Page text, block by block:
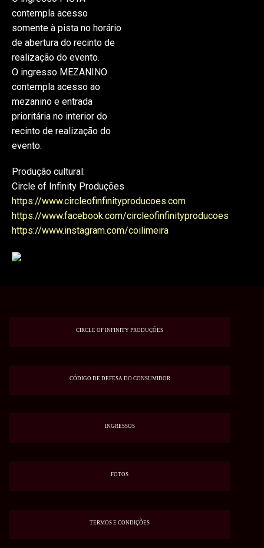
contempla acesso
somente à pista no horário
de abertura do recinto de
realização do evento.
O ingresso MEZANINO
contempla acesso ao
mezanino e entrada
prioritária no interior do
recinto de realização do
evento.
Produção cultural:
Circle of Infinity Produções
https://www.circleofinfinityproducoes.com
https://www.facebook.com/circleofinfinityproducoes
https://www.instagram.com/coilimeira
CIRCLE OF INFINITY PRODUÇÕES
CÓDIGO DE DEFESA DO CONSUMIDOR
INGRESSOS
FOTOS
TERMOS E CONDIÇÕES